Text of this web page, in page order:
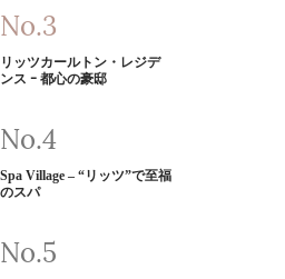
リッツカールトン・レジデ
ンス ｰ 都心の豪邸
Spa Village – “リッツ”で至福
のスパ